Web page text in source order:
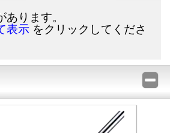
ります。
表示 をクリックしてくださ